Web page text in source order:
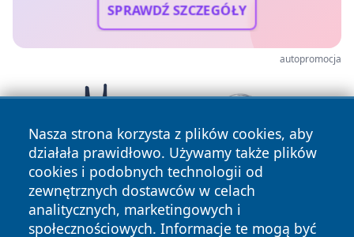
SPRAWDŹ SZCZEGÓŁY
autopromocja
Nasza strona korzysta z plików cookies, aby
działała prawidłowo. Używamy także plików
cookies i podobnych technologii od
zewnętrznych dostawców w celach
analitycznych, marketingowych i
społecznościowych. Informacje te mogą być